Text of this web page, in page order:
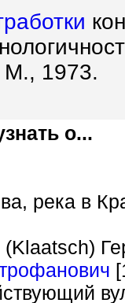
М., 1973.
о...
река в
(Klaatsch)